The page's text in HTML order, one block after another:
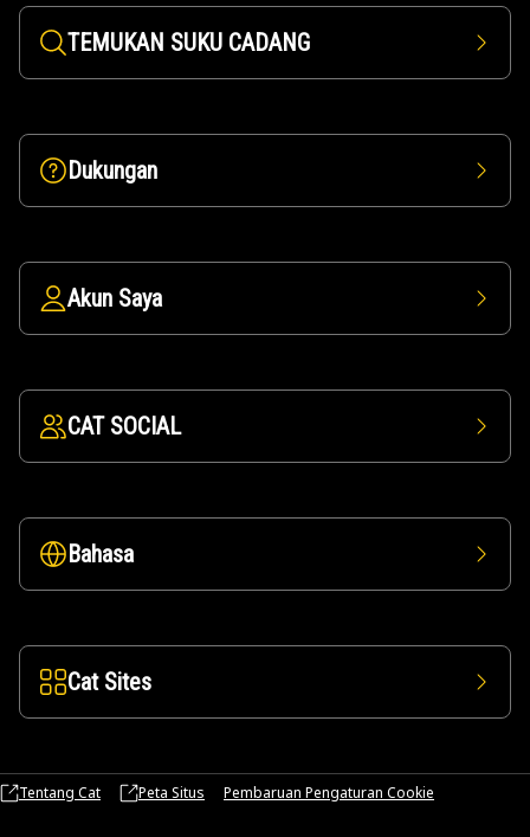
TEMUKAN SUKU CADANG
Dukungan
Akun Saya
CAT SOCIAL
Bahasa
Cat Sites
Tentang Cat Peta Situs Pembaruan Pengaturan Cookie